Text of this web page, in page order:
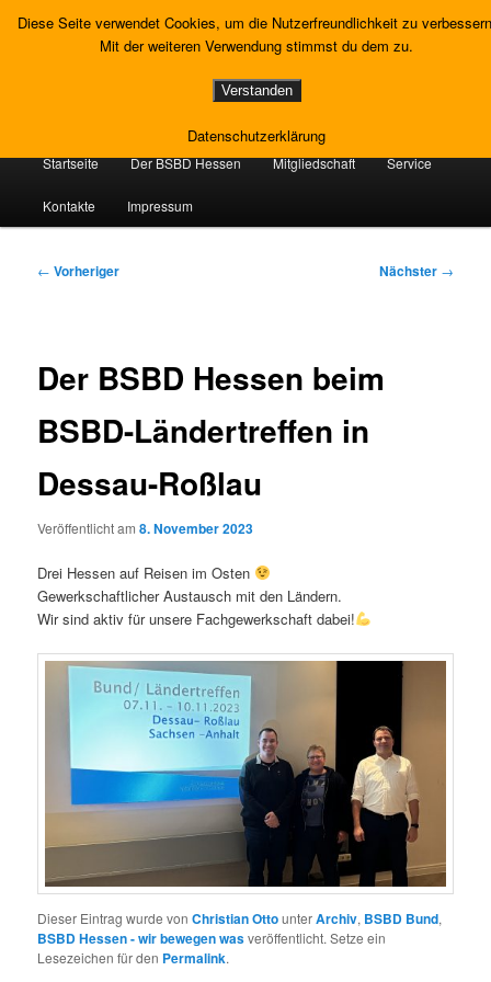
primären
Landesverband Hessen
HauptmenüStartseite Der BSBD Hessen Mitgliedschaft Service
Kontakte Impressum
Beitragsnavigation
← Vorheriger Nächster →
Der BSBD Hessen beim
BSBD-Ländertreffen in
Dessau-Roßlau
Veröffentlicht am8. November 2023
Drei Hessen auf Reisen im Osten
Gewerkschaftlicher Austausch mit den Ländern.
Wir sind aktiv für unsere Fachgewerkschaft dabei!
Dieser Eintrag wurde vonChristian OttounterArchiv, BSBD Bund,
BSBD Hessen - wir bewegen wasveröffentlicht. Setze ein
Lesezeichen für den Permalink.
Diese Seite verwendet Cookies, um die Nutzerfreundlichkeit zu
Mit der weiteren Verwendung stimmst du dem zu.
Verstanden
Datenschutzerklärung